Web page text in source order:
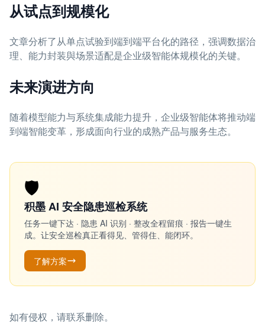
从试点到规模化
文章分析了从单点试验到端到端平台化的路径，强调数据治
理、能力封装與场景适配是企业级智能体规模化的关键。
未来演进方向
随着模型能力与系统集成能力提升，企业级智能体将推动端
到端智能变革，形成面向行业的成熟产品与服务生态。
🛡️
积墨 AI 安全隐患巡检系统
任务一键下达 · 隐患 AI 识别 · 整改全程留痕 · 报告一键生
成。让安全巡检真正看得见、管得住、能闭环。
了解方案
如有侵权，请联系删除。